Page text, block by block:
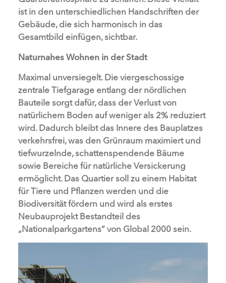
ist in den unterschiedlichen Handschriften der
Gebäude, die sich harmonisch in das
Gesamtbild einfügen, sichtbar.
Naturnahes Wohnen in der Stadt
Maximal unversiegelt. Die viergeschossige
zentrale Tiefgarage entlang der nördlichen
Bauteile sorgt dafür, dass der Verlust von
natürlichem Boden auf weniger als 2% reduziert
wird. Dadurch bleibt das Innere des Bauplatzes
verkehrsfrei, was den Grünraum maximiert und
tiefwurzelnde, schattenspendende Bäume
sowie Bereiche für natürliche Versickerung
ermöglicht. Das Quartier soll zu einem Habitat
für Tiere und Pflanzen werden und die
Biodiversität fördern und wird als erstes
Neubauprojekt Bestandteil des
„Nationalparkgartens“ von Global 2000 sein.